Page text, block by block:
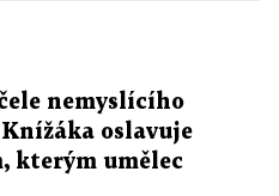
nemyslícího
oslavuje
kterým umělec